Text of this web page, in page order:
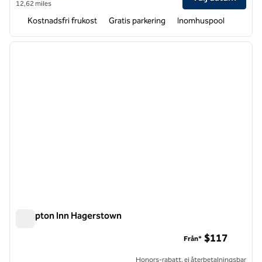
12,62 miles
Kostnadsfri frukost Gratis parkering Inomhuspool
1 av 12
nästa
Hampton Inn Hagerstown
Från* $117
Honors-rabatt, ej återbetalningsbar